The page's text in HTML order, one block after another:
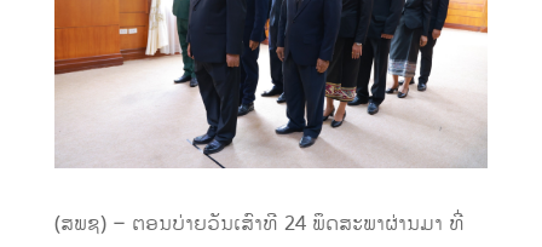
(ສພຊ) – ຕອນບ່າຍວັນເສົາທີ 24 ພຶດສະພາຜ່ານມາ ທີ່